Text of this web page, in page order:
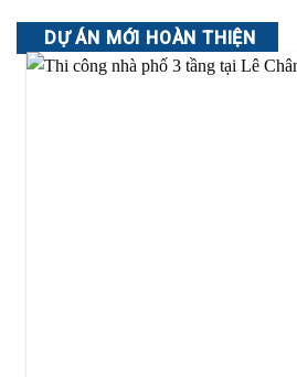
DỰ ÁN MỚI HOÀN THIỆN